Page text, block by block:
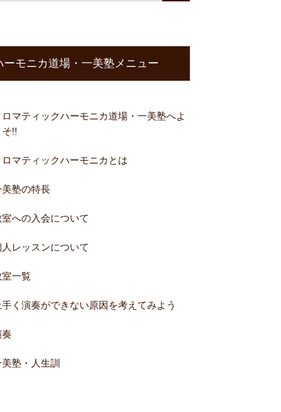
ーモニカ道場・一美塾メニュー
マティックハーモニカ道場・一美塾へよ
そ!!
マティックハーモニカとは
塾の特長
への入会について
レッスンについて
一覧
く演奏ができない原因を考えてみよう
塾・人生訓